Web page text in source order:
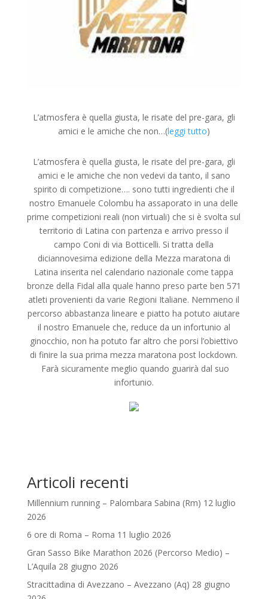
L’atmosfera è quella giusta, le risate del pre-gara, gli
amici e le amiche che non…(leggi tutto)
L’atmosfera è quella giusta, le risate del pre-gara, gli
amici e le amiche che non vedevi da tanto, il sano
spirito di competizione…. sono tutti ingredienti che il
nostro Emanuele Colombu ha assaporato in una delle
prime competizioni reali (non virtuali) che si è svolta sul
territorio di Latina con partenza e arrivo presso il
campo Coni di via Botticelli. Si tratta della
diciannovesima edizione della Mezza maratona di
Latina inserita nel calendario nazionale come tappa
bronze della Fidal alla quale hanno preso parte ben 571
atleti provenienti da varie Regioni Italiane. Nemmeno il
percorso abbastanza lineare e piatto ha potuto aiutare
il nostro Emanuele che, reduce da un infortunio al
ginocchio, non ha potuto far altro che porsi l’obiettivo
di finire la sua prima mezza maratona post lockdown.
Farà sicuramente meglio quando guarirà dal suo
infortunio.
Articoli recenti
Millennium running – Palombara Sabina (Rm) 12 luglio
2026
6 ore di Roma – Roma 11 luglio 2026
Gran Sasso Bike Marathon 2026 (Percorso Medio) –
L’Aquila 28 giugno 2026
Stracittadina di Avezzano – Avezzano (Aq) 28 giugno